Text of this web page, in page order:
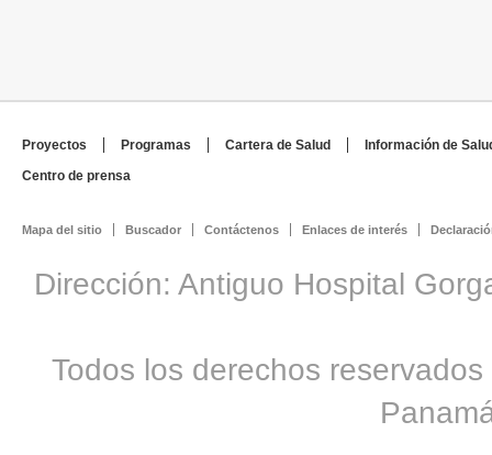
Proyectos Programas Cartera de Salud
Información de
Centro de prensa
Mapa del sitio Buscador Contáctenos Enlaces de interés
Dirección: Antiguo Hospital
Todos los derechos